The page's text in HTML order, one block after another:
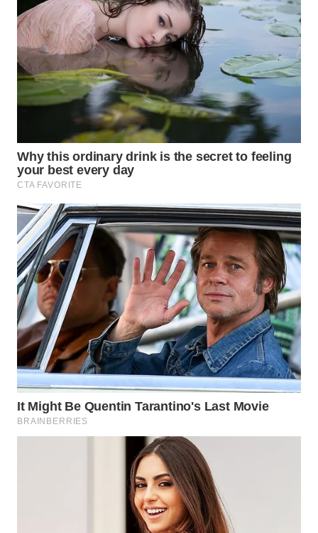
WN
KARO
WN
SIMALUNGUN
WN
LABUHANBATU
WN
TAPANULI
TENGAH
WN DELI
SERDANG
WN
TEBING
TINGGI
WN
PAKPAK